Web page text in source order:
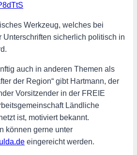
Werkzeug, welches bei
Unterschriften sicherlich politisch in
auch in anderen Themen als
der Region“ gibt Hartmann, der
Vorsitzender in der FREIE
Ländliche
ist, motiviert bekannt.
können gerne unter
eingereicht werden.